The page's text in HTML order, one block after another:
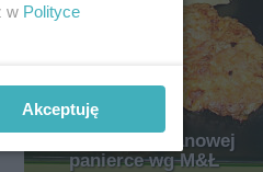
Filety w śmietanowej
panierce wg M&Ł
w Polityce
Akceptuję